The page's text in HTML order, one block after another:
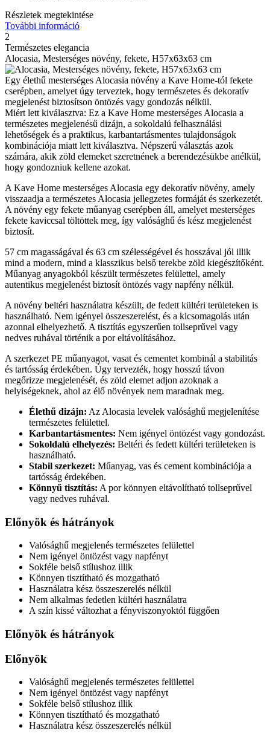
Részletek megtekintése
További információ
2
Természetes elegancia
Alocasia, Mesterséges növény, fekete, H57x63x63 cm
Egy élethű mesterséges Alocasia növény a Kave Home-tól fekete
cserépben, amelyet úgy terveztek, hogy természetes és dekoratív
megjelenést biztosítson öntözés vagy gondozás nélkül.
Miért lett kiválasztva: Ez a Kave Home mesterséges Alocasia a
természetes megjelenésű dizájn, a sokoldalú felhasználási
lehetőségek és a praktikus, karbantartásmentes tulajdonságok
kombinációja miatt lett kiválasztva. Népszerű választás azok
számára, akik zöld elemeket szeretnének a berendezésükbe anélkül,
hogy gondozniuk kellene azokat.
A Kave Home mesterséges Alocasia egy dekoratív növény, amely
visszaadja a természetes Alocasia jellegzetes formáját és szerkezetét.
A növény egy fekete műanyag cserépben áll, amelyet mesterséges
fekete kaviccsal töltöttek meg, így valósághű és kész megjelenést
biztosít.
57 cm magasságával és 63 cm szélességével és hosszával jól illik
mind a modern, mind a klasszikus belső terekbe zöld kiegészítőként.
Műanyag anyagokból készült természetes felülettel, amely
autentikus megjelenést biztosít öntözés vagy napfény nélkül.
A növény beltéri használatra készült, de fedett kültéri területeken is
használható. Nem igényel összeszerelést, és a kicsomagolás után
azonnal elhelyezhető. A tisztítás egyszerűen tollseprűvel vagy
nedves ruhával történik a por eltávolításához.
A szerkezet PE műanyagot, vasat és cementet kombinál a stabilitás
és tartósság érdekében. Úgy tervezték, hogy hosszú távon
megőrizze megjelenését, és zöld elemet adjon azoknak a
helyiségeknek, ahol az élő növények nem maradnak meg.
Élethű dizájn: Az Alocasia levelek valósághű megjelenítése
természetes felülettel.
Karbantartásmentes: Nem igényel öntözést vagy gondozást.
Sokoldalú elhelyezés: Beltéri és fedett kültéri területeken is
használható.
Stabil szerkezet: Műanyag, vas és cement kombinációja a
tartósság érdekében.
Könnyű tisztítás: A por könnyen eltávolítható tollseprűvel
vagy nedves ruhával.
Előnyök és hátrányok
Valósághű megjelenés természetes felülettel
Nem igényel öntözést vagy napfényt
Sokféle belső stílushoz illik
Könnyen tisztítható és mozgatható
Használatra kész összeszerelés nélkül
Nem alkalmas fedetlen kültéri használatra
A szín kissé változhat a fényviszonyoktól függően
Előnyök és hátrányok
Előnyök
Valósághű megjelenés természetes felülettel
Nem igényel öntözést vagy napfényt
Sokféle belső stílushoz illik
Könnyen tisztítható és mozgatható
Használatra kész összeszerelés nélkül